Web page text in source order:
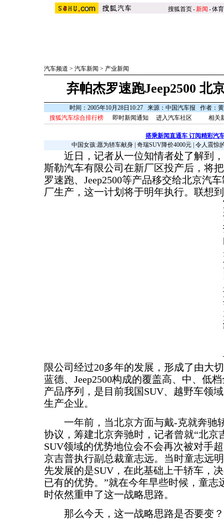
搜狐首页-新闻 -体育
汽车频道 > 汽车新闻 > 产业新闻
弃帕杰罗速跑Jeep2500 北
时间：2005年10月28日10:27 来源：中国汽车报 作者：
搜狐汽车综合排行榜
即时新闻通知 进入汽车社区 相关
搭乘新闻直通车 订阅精彩汽
中国女孩:愿为轿车献身| 奇瑞SUV降价4000元| 令人震惊
近日，记者从一位知情者处了解到，
斯勒汽车有限公司在新厂区投产后，将
罗速跑、Jeep2500等产品移交给北京汽
厂生产，这一计划将于明年执行。 联想
限公司经过20多年的发展，形成了由大
蓝德、Jeep2500构成的覆盖高、中、低
产品序列，是目前我国SUV、越野车领
生产企业。
一年前，当北京方面与戴-克就奔驰
协议，筹建北京奔驰时，记者曾就“北京
SUV领域的优势地位会不会再次被对手
京吉普执行副总裁童志远。当时童志远
先发展的是SUV，在此基础上干轿车，
已有的优势。”就在今年早些时候，童志
时依然重申了这一战略思路。
那么今天，这一战略思路是否要变？